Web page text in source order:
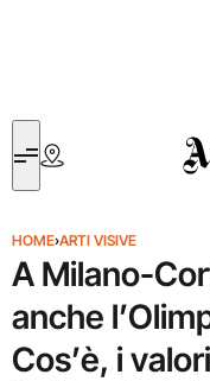
HOME›ARTI VISIVE
A Milano-
anche
Cos’è, i